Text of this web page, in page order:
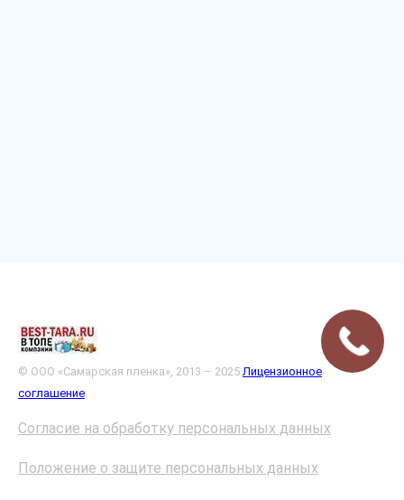
© ООО «Самарская пленка», 2013 – 2025 Лицензионное
соглашение
Согласие на обработку персональных данных
Положение о защите персональных данных